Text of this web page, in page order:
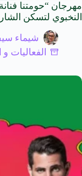
مهرجان “حومتنا
النخبوي لتسكن
شيماء
الفعاليات